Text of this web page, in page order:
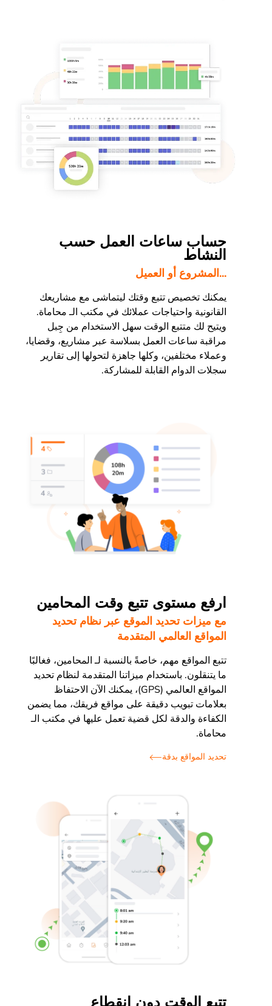
حساب ساعات العمل حسب
النشاط
...المشروع أو العميل
يمكنك تخصيص تتبع وقتك ليتماشى مع مشاريعك
القانونية واحتياجات عملائك في مكتب الـ محاماة.
ويتيح لك متتبع الوقت سهل الاستخدام من جِبل
مراقبة ساعات العمل بسلاسة عبر مشاريع، وقضايا،
وعملاء مختلفين، وكلها جاهزة لتحولها إلى تقارير
سجلات الدوام القابلة للمشاركة.
ارفع مستوى تتبع وقت المحامين
مع ميزات تحديد الموقع عبر نظام تحديد
المواقع العالمي المتقدمة
تتبع المواقع مهم، خاصةً بالنسبة لـ المحامين، فغالبًا
ما يتنقلون. باستخدام ميزاتنا المتقدمة لنظام تحديد
المواقع العالمي (GPS)، يمكنك الآن الاحتفاظ
بعلامات تبويب دقيقة على مواقع فريقك، مما يضمن
الكفاءة والدقة لكل قضية تعمل عليها في مكتب الـ
محاماة.
تحديد المواقع بدقة
تتبع الوقت دون انقطاع